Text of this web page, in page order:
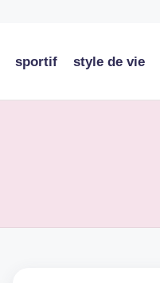
sportif style de vie